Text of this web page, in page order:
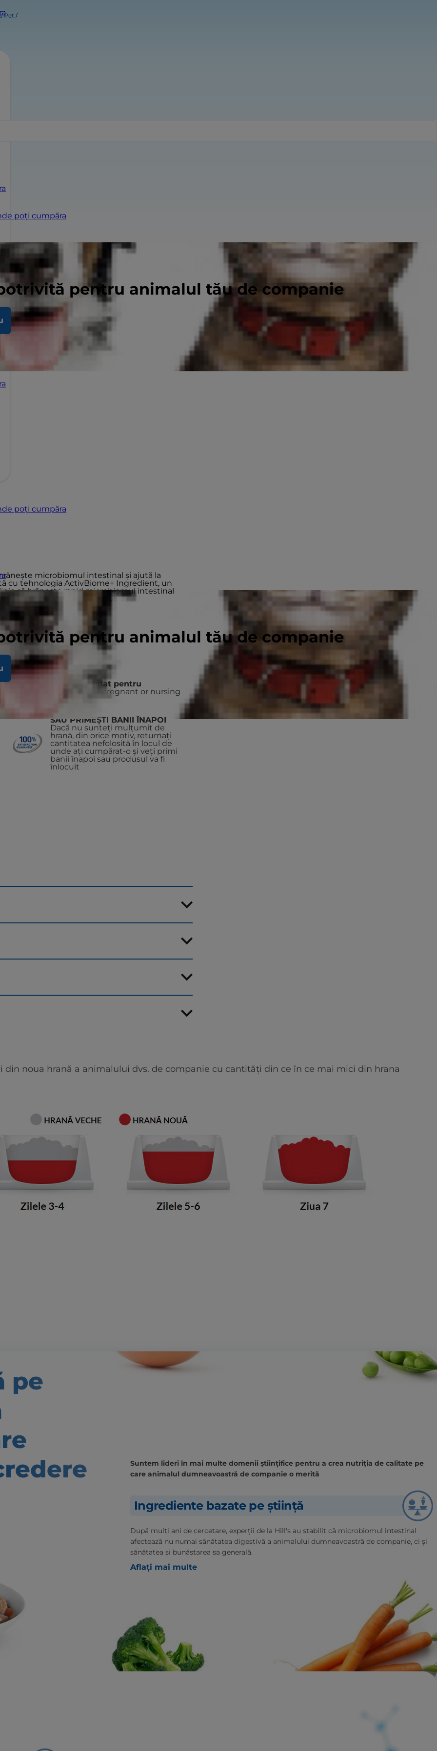
poți cumpăra
pentru animalul tău de companie
poți cumpăra
pentru animalul tău de companie
Pet
microbiomul intestinal și ajută la
cu tehnologia ActivBiome+ Ingredient, un
că hrănește rapid microbiomul intestinal
a sistemului digestiv.
Nerecomandat pentru
puppies and pregnant or nursing
SAU PRIMEȘTI BANII ÎNAPOI
Dacă nu sunteți mulțumit de
hrană, din orice motiv, returnați
cantitatea nefolosită în locul de
unde ați cumpărat-o și veți primi
banii înapoi sau produsul va fi
înlocuit
noua hrană a animalului dvs. de companie cu cantități din ce în ce mai mici din hrana
pe
Suntem lideri în mai multe domenii științifice pentru a crea nutriția de calitate pe
care animalul dumneavoastră de companie o merită
Ingrediente bazate pe știință
După mulți ani de cercetare, experții de la Hill's au stabilit că microbiomul intestinal
afectează nu numai sănătatea digestivă a animalului dumneavoastră de companie, ci și
sănătatea și bunăstarea sa generală.
Aflați mai multe